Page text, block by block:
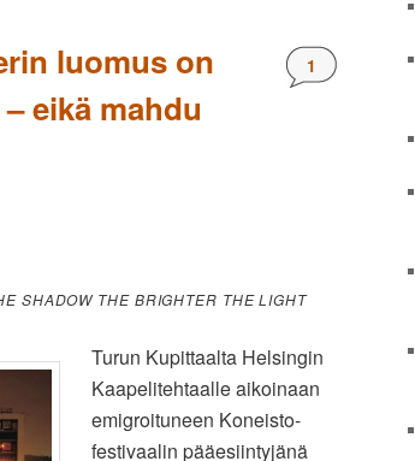
luomus on
eikä mahdu
Kommentteja:
1
SHADOW THE BRIGHTER THE LIGHT
Turun Kupittaalta Helsingin
Kaapelitehtaalle aikoinaan
emigroituneen Koneisto-
festivaalin pääesiintyjänä